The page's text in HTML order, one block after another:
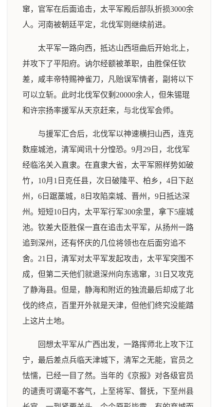
窜，官军在后面追击，太平军殿后部队折损3000余
人。河南被朝廷平定，北伐军则继续前进。
太平军一路向西，抵达山西垣曲后开始北上，
并攻下了平阳府。讷尔经额被革职，由胜保任钦
差，咸丰帝特赐神雀刀，凡贻误军情者，副将以下
可以立斩。此时北伐军仅剩20000余人，但朱锡琨
和许宗扬率援军从天京赶来，与北伐军会师。
与援军汇合后，北伐军以神速横扫山西，连克
数座城池，清军闻讯十分惶恐。9月29日，北伐军
经临洺关入直隶。在直隶大省，太平军照样势如破
竹，10月1日克任县，次日破隆平、柏乡，4日下赵
州，6日踞藁城，8日攻陷栾城、晋州，9日抵达深
州。短短10日内，太平军行军300余里，拿下5座城
池。钦差大臣胜保一直在追击太平军，从扬州一路
追到深州，还有怀庆的几位将领也在后面穷追不
舍。21日，清军对太平军发起攻击，太平军突围不
成，但第二天他们就退深州向东逃窜，31日又攻克
了静海县。但是，静海和附近的独流最后却成了北
伐的终点，百里开外就是天津，但他们终究没能踏
上这片土地。
回想太平军从广西出发，一路挥师北上攻下江
宁，最后差点兵临天津城下，清军之无能，官员之
怯懦，已经一目了然。当年的《京报》对各级官员
的谴责可谓毫不客气，上至将军、督抚，下至州县